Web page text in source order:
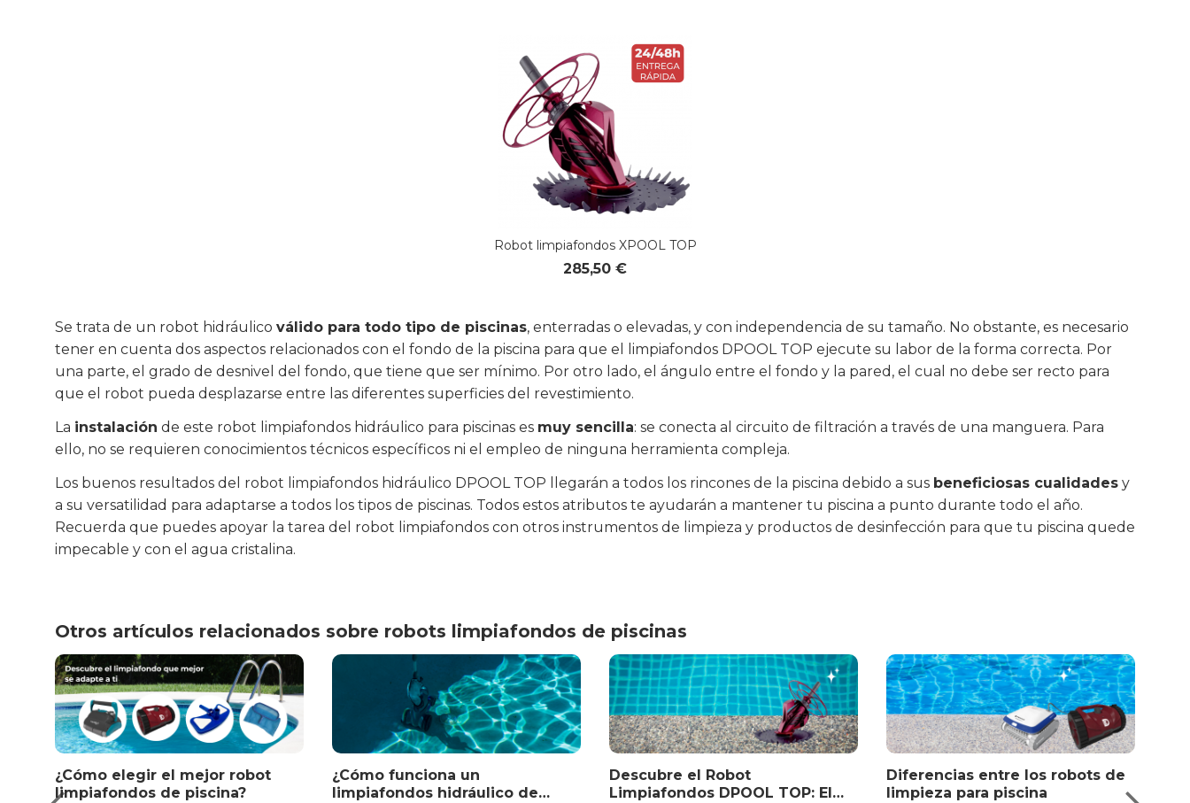
Robot limpiafondos XPOOL TOP
285,50 €
Se trata de un robot hidráulico válido para todo tipo de piscinas, enterradas o elevadas, y con independencia de su tamaño. No obstante, es necesario
tener en cuenta dos aspectos relacionados con el fondo de la piscina para que el limpiafondos DPOOL TOP ejecute su labor de la forma correcta. Por
una parte, el grado de desnivel del fondo, que tiene que ser mínimo. Por otro lado, el ángulo entre el fondo y la pared, el cual no debe ser recto para
que el robot pueda desplazarse entre las diferentes superficies del revestimiento.
La instalación de este robot limpiafondos hidráulico para piscinas es muy sencilla: se conecta al circuito de filtración a través de una manguera. Para
ello, no se requieren conocimientos técnicos específicos ni el empleo de ninguna herramienta compleja.
Los buenos resultados del robot limpiafondos hidráulico DPOOL TOP llegarán a todos los rincones de la piscina debido a sus beneficiosas cualidades y
a su versatilidad para adaptarse a todos los tipos de piscinas. Todos estos atributos te ayudarán a mantener tu piscina a punto durante todo el año.
Recuerda que puedes apoyar la tarea del robot limpiafondos con otros instrumentos de limpieza y productos de desinfección para que tu piscina quede
impecable y con el agua cristalina.
Otros artículos relacionados sobre robots limpiafondos de piscinas
¿Cómo elegir el mejor robot
limpiafondos de piscina?
¿Cómo funciona un
limpiafondos hidráulico de
Descubre el Robot
Limpiafondos DPOOL TOP: El
Diferencias entre los robots de
limpieza para piscina